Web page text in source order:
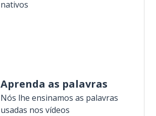
nativos
Aprenda as palavras
Nós lhe ensinamos as palavras
usadas nos vídeos